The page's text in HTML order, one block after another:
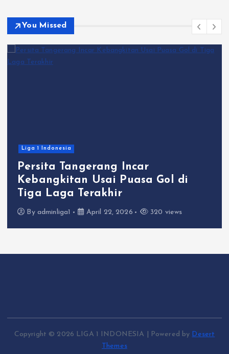
You Missed
Liga 1 Indonesia
Persita Tangerang Incar
Kebangkitan Usai Puasa Gol di
Tiga Laga Terakhir
By adminliga1 April 22, 2026 320 views
Copyright © 2026 LIGA 1 INDONESIA | Powered by Desert
Themes